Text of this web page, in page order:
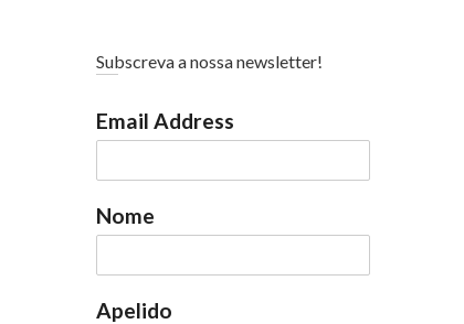
Subscreva a nossa newsletter!
Email Address
Nome
Apelido